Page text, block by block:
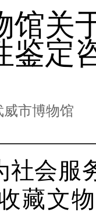
馆关
鉴定
威市博物馆
社会服
藏文